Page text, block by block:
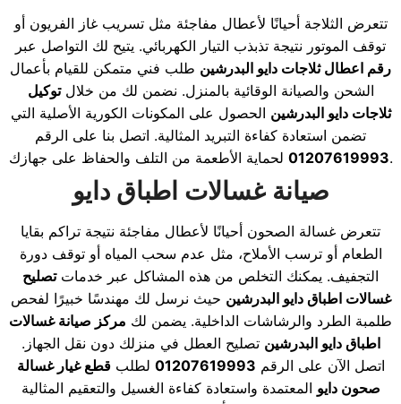
تتعرض الثلاجة أحيانًا لأعطال مفاجئة مثل تسريب غاز الفريون أو
توقف الموتور نتيجة تذبذب التيار الكهربائي. يتيح لك التواصل عبر
رقم اعطال ثلاجات دايو البدرشين طلب فني متمكن للقيام بأعمال
الشحن والصيانة الوقائية بالمنزل. نضمن لك من خلالتوكيل
ثلاجات دايو البدرشين الحصول على المكونات الكورية الأصلية التي
تضمن استعادة كفاءة التبريد المثالية. اتصل بنا على الرقم
01207619993لحماية الأطعمة من التلف والحفاظ على جهازك.
صيانة غسالات اطباق دايو
تتعرض غسالة الصحون أحيانًا لأعطال مفاجئة نتيجة تراكم بقايا
الطعام أو ترسب الأملاح، مثل عدم سحب المياه أو توقف دورة
التجفيف. يمكنك التخلص من هذه المشاكل عبر خدماتتصليح
غسالات اطباق دايو البدرشين حيث نرسل لك مهندسًا خبيرًا لفحص
طلمبة الطرد والرشاشات الداخلية. يضمن لك مركز صيانة غسالات
اطباق دايو البدرشين تصليح العطل في منزلك دون نقل الجهاز.
اتصل الآن على الرقم 01207619993 لطلبقطع غيار غسالة
صحون دايو المعتمدة واستعادة كفاءة الغسيل والتعقيم المثالية